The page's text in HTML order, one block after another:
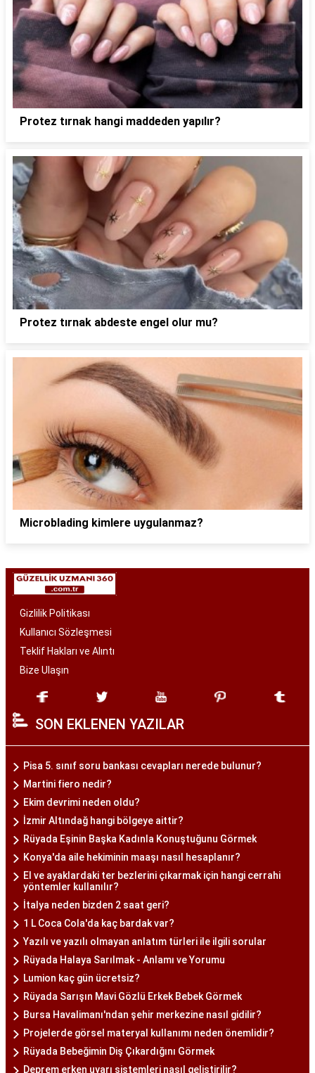
Protez tırnak hangi maddeden yapılır?
Protez tırnak abdeste engel olur mu?
Microblading kimlere uygulanmaz?
Gizlilik Politikası
Kullanıcı Sözleşmesi
Teklif Hakları ve Alıntı
Bize Ulaşın
SON EKLENEN YAZILAR
Pisa 5. sınıf soru bankası cevapları nerede bulunur?
Martini fiero nedir?
Ekim devrimi neden oldu?
İzmir Altındağ hangi bölgeye aittir?
Rüyada Eşinin Başka Kadınla Konuştuğunu Görmek
Konya'da aile hekiminin maaşı nasıl hesaplanır?
El ve ayaklardaki ter bezlerini çıkarmak için hangi cerrahi
yöntemler kullanılır?
İtalya neden bizden 2 saat geri?
1 L Coca Cola'da kaç bardak var?
Yazılı ve yazılı olmayan anlatım türleri ile ilgili sorular
Rüyada Halaya Sarılmak - Anlamı ve Yorumu
Lumion kaç gün ücretsiz?
Rüyada Sarışın Mavi Gözlü Erkek Bebek Görmek
Bursa Havalimanı'ndan şehir merkezine nasıl gidilir?
Projelerde görsel materyal kullanımı neden önemlidir?
Rüyada Bebeğimin Diş Çıkardığını Görmek
Deprem erken uyarı sistemleri nasıl geliştirilir?